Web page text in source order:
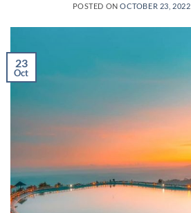
POSTED ONOCTOBER 23, 2022
23
Oct